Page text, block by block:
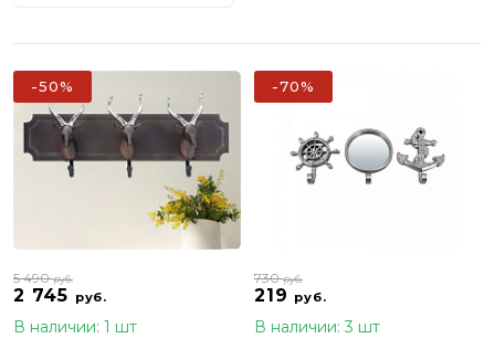
2 745 руб.
5 490руб.
В наличии: 1 шт
-50%
219 руб.
730руб.
В наличии: 3 шт
-70%